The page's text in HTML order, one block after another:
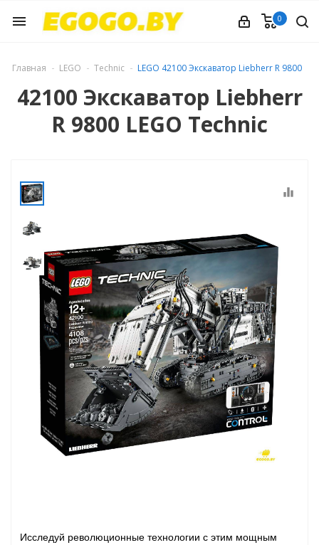
menu 0
Главная LEGO Technic LEGO 42100 Экскаватор Liebherr R 9800
42100 Экскаватор Liebherr
R 9800 LEGO Technic
equalizer
Исследуй революционные технологии с этим мощным